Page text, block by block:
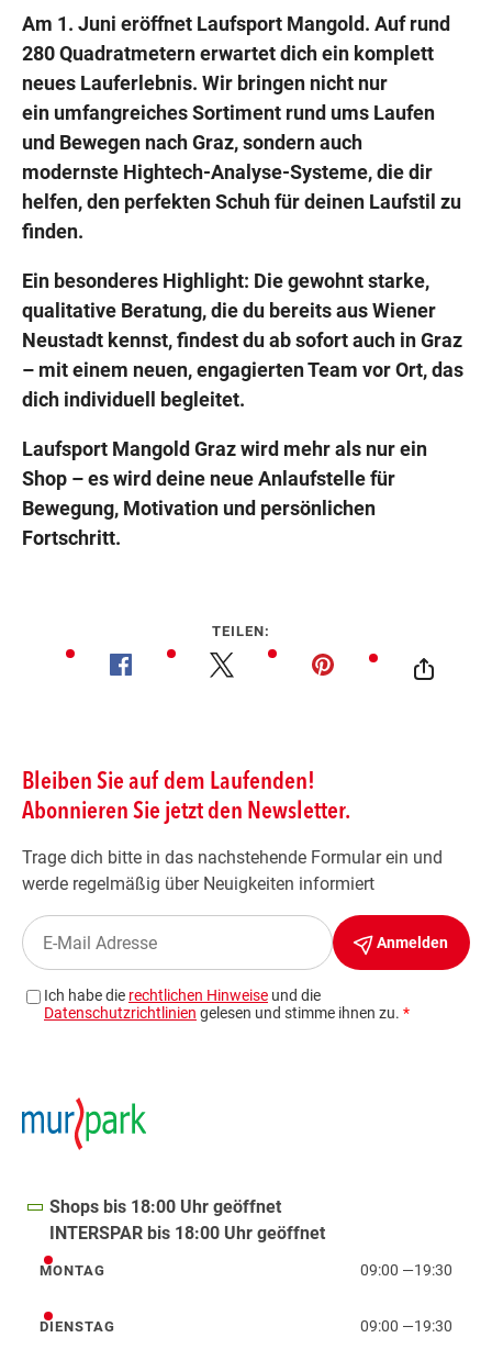
Wegbeschreibung
Am 1. Juni eröffnet Laufsport Mangold. Auf rund
280 Quadratmetern erwartet dich ein komplett
neues Lauferlebnis. Wir bringen nicht nur
ein umfangreiches Sortiment rund ums Laufen
und Bewegen nach Graz, sondern auch
modernste Hightech-Analyse-Systeme, die dir
helfen, den perfekten Schuh für deinen Laufstil zu
finden.
Ein besonderes Highlight: Die gewohnt starke,
qualitative Beratung, die du bereits aus Wiener
Neustadt kennst, findest du ab sofort auch in Graz
– mit einem neuen, engagierten Team vor Ort, das
dich individuell begleitet.
Laufsport Mangold Graz wird mehr als nur ein
Shop – es wird deine neue Anlaufstelle für
Bewegung, Motivation und persönlichen
Fortschritt.
TEILEN:
Shops bis 18:00 Uhr geöffnet
INTERSPAR bis 18:00 Uhr geöffnet
Montag
MONTAG 09:00 —19:30
Dienstag
DIENSTAG 09:00 —19:30